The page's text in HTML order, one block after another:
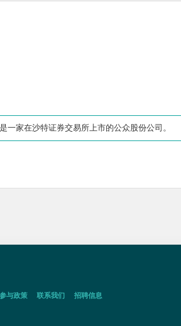
一家在沙特证券交易所上市的公众股份公司。
与政策 联系我们 招聘信息